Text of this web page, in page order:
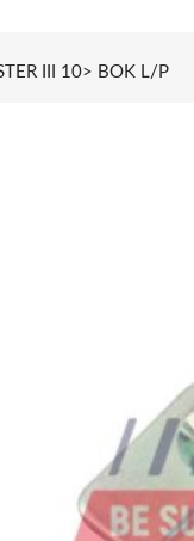
III 10> BOK L/P